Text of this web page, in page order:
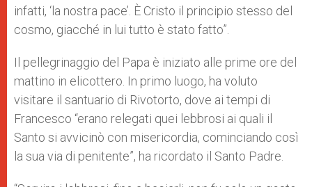
infatti, ‘la nostra pace’. È Cristo il principio stesso del
cosmo, giacché in lui tutto è stato fatto”.
Il pellegrinaggio del Papa è iniziato alle prime ore del
mattino in elicottero. In primo luogo, ha voluto
visitare il santuario di Rivotorto, dove ai tempi di
Francesco “erano relegati quei lebbrosi ai quali il
Santo si avvicinò con misericordia, cominciando così
la sua via di penitente”, ha ricordato il Santo Padre.